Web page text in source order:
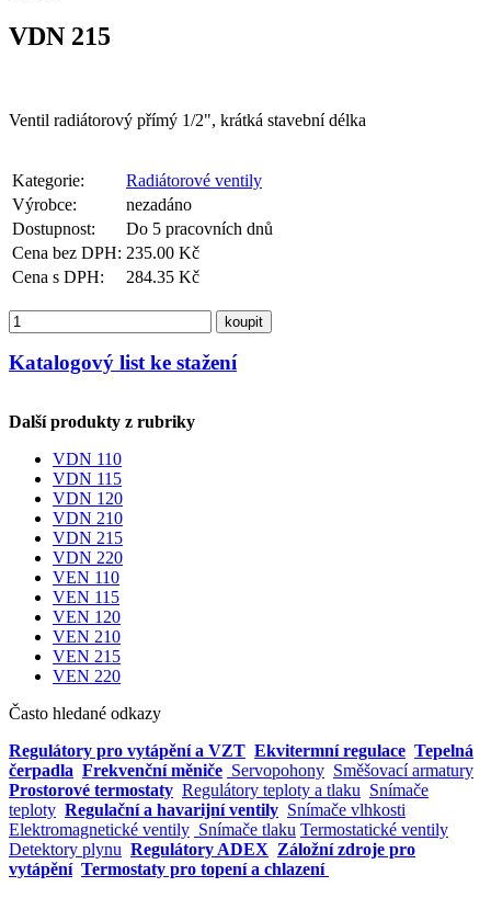
VDN 215
Ventil radiátorový přímý 1/2", krátká stavební délka
Kategorie:
Radiátorové ventily
Výrobce:
nezadáno
Dostupnost:
Do 5 pracovních dnů
Cena bez DPH: 235.00 Kč
Cena s DPH:
284.35 Kč
koupit
Katalogový list ke stažení
Další produkty z rubriky
VDN 110
VDN 115
VDN 120
VDN 210
VDN 215
VDN 220
VEN 110
VEN 115
VEN 120
VEN 210
VEN 215
VEN 220
Často hledané odkazy
Regulátory pro vytápění a VZT Ekvitermní regulace Tepelná
čerpadla Frekvenční měniče Servopohony Směšovací armatury
Prostorové termostaty Regulátory teploty a tlaku Snímače
teploty Regulační a havarijní ventily Snímače vlhkosti
Elektromagnetické ventily Snímače tlaku Termostatické ventily
Detektory plynu Regulátory ADEX Záložní zdroje pro
vytápění Termostaty pro topení a chlazení